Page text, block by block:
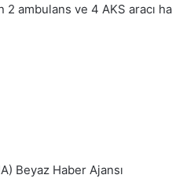
2 ambulans ve 4 AKS aracı
Beyaz Haber Ajansı